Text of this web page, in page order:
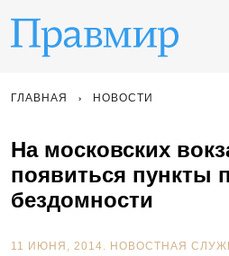
ГЛАВНАЯ НОВОСТИ
На московских
появиться пункты
бездомности
11 ИЮНЯ, 2014. НОВОСТНАЯ